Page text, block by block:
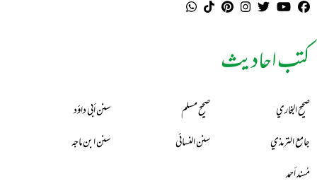
کتب احادیث
صحيح البخاري صحيح مسلم
سنن أبي داؤد
جامع الترمذي
سنن النسائي
سنن ابن ماجه
مُسند أحمد